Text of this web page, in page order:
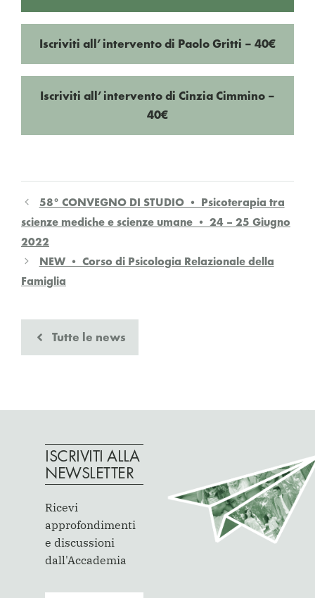
Iscriviti all’intervento di Paolo Gritti – 40€
Iscriviti all’intervento di Cinzia Cimmino –
40€
58° CONVEGNO DI STUDIO • Psicoterapia tra
scienze mediche e scienze umane • 24 – 25 Giugno
2022
NEW • Corso di Psicologia Relazionale della
Famiglia
Tutte le news
ISCRIVITI ALLA
NEWSLETTER
Ricevi
approfondimenti
e discussioni
dall'Accademia